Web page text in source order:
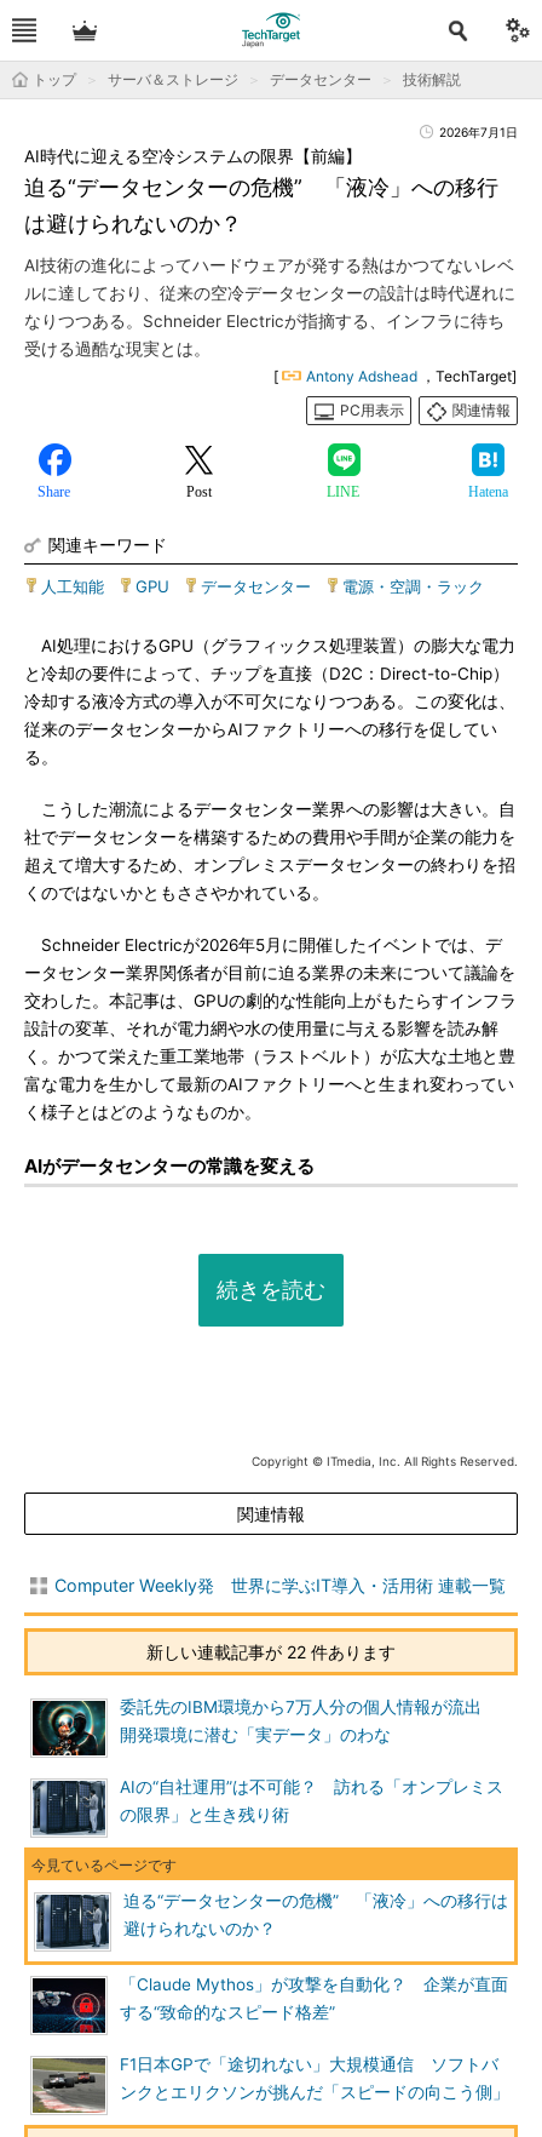
トップ サーバ＆ストレージ データセンター 技術解説
2026年7月1日
迫る“データセンターの危機” 「液冷」への移行
は避けられないのか？
AI時代に迎える空冷システムの限界【前編】
AI技術の進化によってハードウェアが発する熱はかつてないレベ
ルに達しており、従来の空冷データセンターの設計は時代遅れに
なりつつある。Schneider Electricが指摘する、インフラに待ち
受ける過酷な現実とは。
[ Antony Adshead ，TechTarget]
PC用表示
関連情報
Share Post LINE Hatena
関連キーワード
人工知能 GPU データセンター 電源・空調・ラック
AI処理におけるGPU（グラフィックス処理装置）の膨大な電力
と冷却の要件によって、チップを直接（D2C：Direct-to-Chip）
冷却する液冷方式の導入が不可欠になりつつある。この変化は、
従来のデータセンターからAIファクトリーへの移行を促してい
る。
こうした潮流によるデータセンター業界への影響は大きい。自
社でデータセンターを構築するための費用や手間が企業の能力を
超えて増大するため、オンプレミスデータセンターの終わりを招
くのではないかともささやかれている。
Schneider Electricが2026年5月に開催したイベントでは、デ
ータセンター業界関係者が目前に迫る業界の未来について議論を
交わした。本記事は、GPUの劇的な性能向上がもたらすインフラ
設計の変革、それが電力網や水の使用量に与える影響を読み解
く。かつて栄えた重工業地帯（ラストベルト）が広大な土地と豊
富な電力を生かして最新のAIファクトリーへと生まれ変わってい
く様子とはどのようなものか。
AIがデータセンターの常識を変える
続きを読む
Copyright © ITmedia, Inc. All Rights Reserved.
関連情報
Computer Weekly発 世界に学ぶIT導入・活用術 連載一覧
新しい連載記事が 22 件あります
委託先のIBM環境から7万人分の個人情報が流出
開発環境に潜む「実データ」のわな
AIの“自社運用”は不可能？ 訪れる「オンプレミス
の限界」と生き残り術
迫る“データセンターの危機” 「液冷」への移行は
避けられないのか？
「Claude Mythos」が攻撃を自動化？ 企業が直面
する“致命的なスピード格差”
F1日本GPで「途切れない」大規模通信 ソフトバ
ンクとエリクソンが挑んだ「スピードの向こう側」